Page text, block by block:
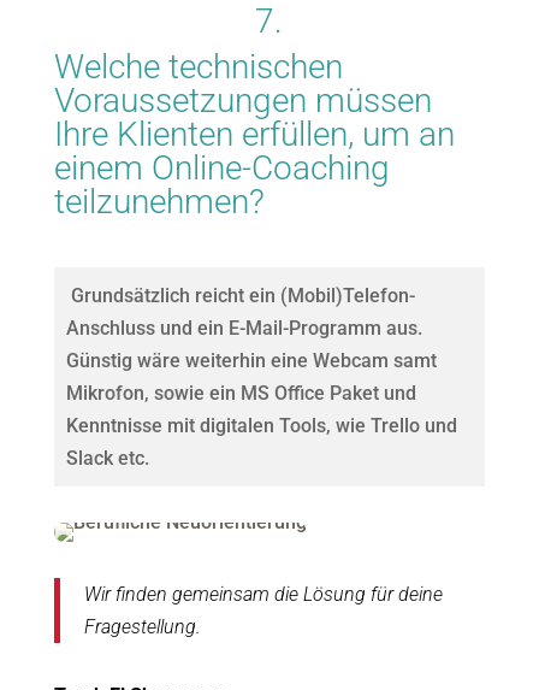
7.
Welche technischen
Voraussetzungen müssen
Ihre Klienten erfüllen, um an
einem Online-Coaching
teilzunehmen?
Grundsätzlich reicht ein (Mobil)Telefon-
Anschluss und ein E-Mail-Programm aus.
Günstig wäre weiterhin eine Webcam samt
Mikrofon, sowie ein MS Office Paket und
Kenntnisse mit digitalen Tools, wie Trello und
Slack etc.
Wir finden gemeinsam die Lösung für deine
Fragestellung.